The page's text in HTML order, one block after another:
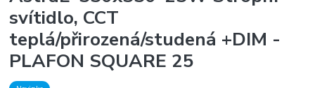
svítidlo, CCT
teplá/přirozená/studená +DIM -
PLAFON SQUARE 25